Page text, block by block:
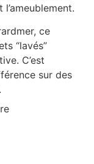
ce
“lavés”
C’est
sur des